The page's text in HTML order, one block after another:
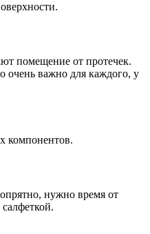
помещение от протечек.
очень важно для каждого, у
компонентов.
нужно время от